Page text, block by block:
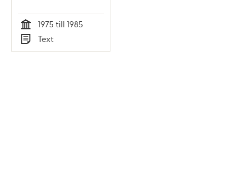
Tid
1975 till 1985
Typ
Text